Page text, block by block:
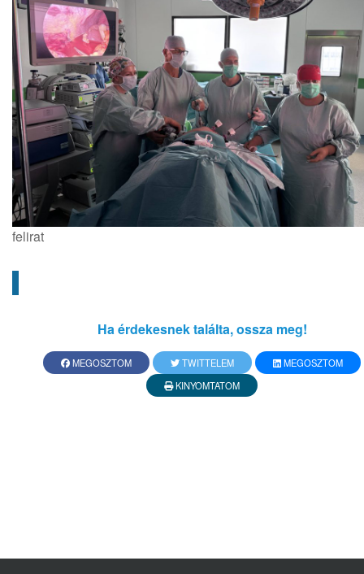
felirat
Ha érdekesnek találta, ossza meg!
MEGOSZTOM TWITTELEM
MEGOSZTOM
KINYOMTATOM